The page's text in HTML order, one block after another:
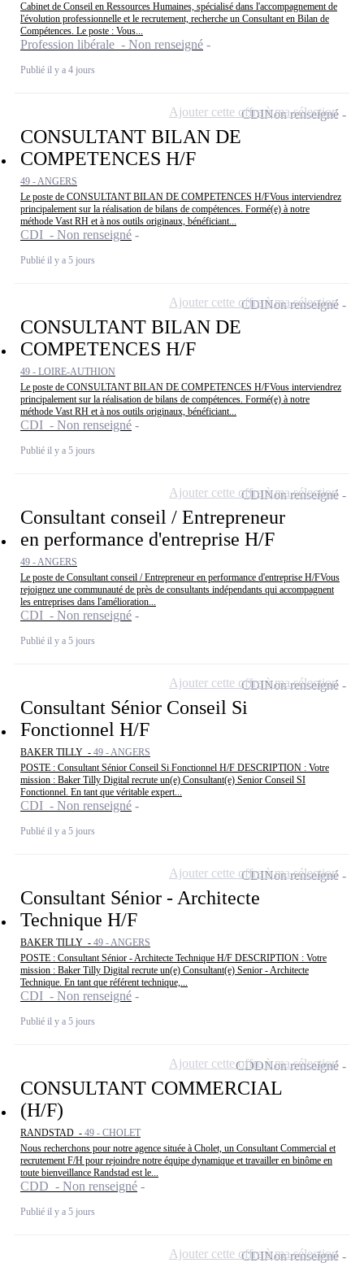
Cabinet de Conseil en Ressources Humaines, spécialisé dans l'accompagnement de
l'évolution professionnelle et le recrutement, recherche un Consultant en Bilan de
Compétences. Le poste : Vous...
Profession libérale - Non renseigné
Publié il y a 4 jours
CONSULTANT BILAN DE
COMPETENCES H/F
49 - ANGERS
Le poste de CONSULTANT BILAN DE COMPETENCES H/FVous interviendrez
principalement sur la réalisation de bilans de compétences. Formé(e) à notre
méthode Vast RH et à nos outils originaux, bénéficiant...
CDI - Non renseigné
Publié il y a 5 jours
CDINon renseigné
Ajouter cette offre à ma sélection
CONSULTANT BILAN DE
COMPETENCES H/F
49 - LOIRE-AUTHION
Le poste de CONSULTANT BILAN DE COMPETENCES H/FVous interviendrez
principalement sur la réalisation de bilans de compétences. Formé(e) à notre
méthode Vast RH et à nos outils originaux, bénéficiant...
CDI - Non renseigné
Publié il y a 5 jours
CDINon renseigné
Ajouter cette offre à ma sélection
Consultant conseil / Entrepreneur
en performance d'entreprise H/F
49 - ANGERS
Le poste de Consultant conseil / Entrepreneur en performance d'entreprise H/FVous
rejoignez une communauté de près de consultants indépendants qui accompagnent
les entreprises dans l'amélioration...
CDI - Non renseigné
Publié il y a 5 jours
CDINon renseigné
Ajouter cette offre à ma sélection
Consultant Sénior Conseil Si
Fonctionnel H/F
BAKER TILLY - 49 - ANGERS
POSTE : Consultant Sénior Conseil Si Fonctionnel H/F DESCRIPTION : Votre
mission : Baker Tilly Digital recrute un(e) Consultant(e) Senior Conseil SI
Fonctionnel. En tant que véritable expert...
CDI - Non renseigné
Publié il y a 5 jours
CDINon renseigné
Ajouter cette offre à ma sélection
Consultant Sénior - Architecte
Technique H/F
BAKER TILLY - 49 - ANGERS
POSTE : Consultant Sénior - Architecte Technique H/F DESCRIPTION : Votre
mission : Baker Tilly Digital recrute un(e) Consultant(e) Senior - Architecte
Technique. En tant que référent technique,...
CDI - Non renseigné
Publié il y a 5 jours
CDINon renseigné
Ajouter cette offre à ma sélection
CONSULTANT COMMERCIAL
(H/F)
RANDSTAD - 49 - CHOLET
Nous recherchons pour notre agence située à Cholet, un Consultant Commercial et
recrutement F/H pour rejoindre notre équipe dynamique et travailler en binôme en
toute bienveillance Randstad est le...
CDD - Non renseigné
Publié il y a 5 jours
CDDNon renseigné
Ajouter cette offre à ma sélection
CDINon renseigné
Ajouter cette offre à ma sélection